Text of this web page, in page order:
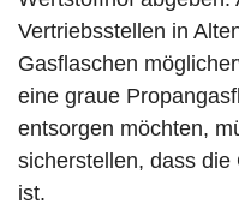
Vertriebsstellen in
Gasflaschen
eine graue
entsorgen möchten,
sicherstellen, dass
ist.